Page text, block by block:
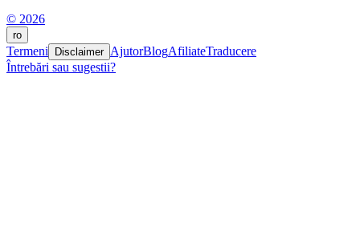
© 2026
ro
Termeni Disclaimer AjutorBlogAfiliateTraducere
Întrebări sau sugestii?